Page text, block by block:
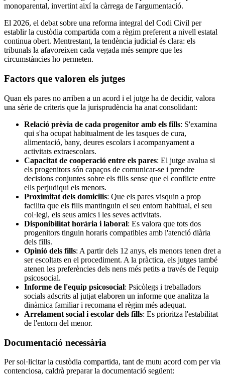
monoparental, invertint així la càrrega de l'argumentació.
El 2026, el debat sobre una reforma integral del Codi Civil per
establir la custòdia compartida com a règim preferent a nivell estatal
continua obert. Mentrestant, la tendència judicial és clara: els
tribunals la afavoreixen cada vegada més sempre que les
circumstàncies ho permeten.
Factors que valoren els jutges
Quan els pares no arriben a un acord i el jutge ha de decidir, valora
una sèrie de criteris que la jurisprudència ha anat consolidant:
Relació prèvia de cada progenitor amb els fills: S'examina
qui s'ha ocupat habitualment de les tasques de cura,
alimentació, bany, deures escolars i acompanyament a
activitats extraescolars.
Capacitat de cooperació entre els pares: El jutge avalua si
els progenitors són capaços de comunicar-se i prendre
decisions conjuntes sobre els fills sense que el conflicte entre
ells perjudiqui els menors.
Proximitat dels domicilis: Que els pares visquin a prop
facilita que els fills mantinguin el seu entorn habitual, el seu
col·legi, els seus amics i les seves activitats.
Disponibilitat horària i laboral: Es valora que tots dos
progenitors tinguin horaris compatibles amb l'atenció diària
dels fills.
Opinió dels fills: A partir dels 12 anys, els menors tenen dret a
ser escoltats en el procediment. A la pràctica, els jutges també
atenen les preferències dels nens més petits a través de l'equip
psicosocial.
Informe de l'equip psicosocial: Psicòlegs i treballadors
socials adscrits al jutjat elaboren un informe que analitza la
dinàmica familiar i recomana el règim més adequat.
Arrelament social i escolar dels fills: Es prioritza l'estabilitat
de l'entorn del menor.
Documentació necessària
Per sol·licitar la custòdia compartida, tant de mutu acord com per via
contenciosa, caldrà preparar la documentació següent: